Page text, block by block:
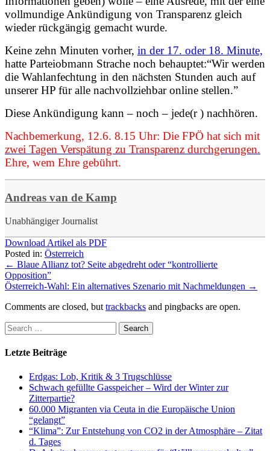
vollmundige Ankündigung von Transparenz gleich
wieder rückgängig gemacht wurde.
Keine zehn Minuten vorher, in der 17. oder 18. Minute,
hatte Parteiobmann Strache noch behauptet:“Wir werden
die Wahlanfechtung in den nächsten Stunden auch auf
unserer HP für alle nachvollziehbar online stellen.”
Diese Ankündigung kann – noch – jede(r ) nachhören.
Nachbemerkung, 12.6. 8.15 Uhr: Die FPÖ hat sich mit
zwei Tagen Verspätung zu Transparenz durchgerungen.
Ehre, wem Ehre gebührt.
Andreas van de Kamp
Unabhängiger Journalist
Download Artikel als PDF
Posted in: Österreich
← Blaue Allianz tot? Seite abgedreht oder “kontrollierte
Opposition”
Österreich-Wahl: Ein alternatives Szenario mit Nachmeldungen →
Comments are closed, but trackbacks and pingbacks are open.
Letzte Beiträge
Erdgas: Lob, Kritik & 3 Trugschlüsse
Schwach gefüllte Gasspeicher – Wird der Winter zur
Zitterpartie?
60.000 Migranten via Ceuta in die Europäische Union
“gelangt”
“Klima”: Zur Entstehung von CO2 in der Atmosphäre – Zitat
d. Tages